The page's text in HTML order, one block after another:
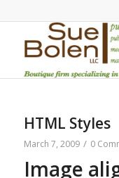
HTML Styles
March 7, 2009 / 0
Image